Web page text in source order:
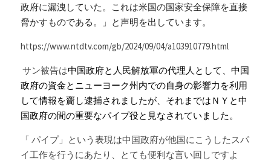
政府に漏洩していた。これは米国の国家安全保障を直接
脅かすものである。」と声明を出しています。
https://www.ntdtv.com/gb/2024/09/04/a103910779.html
サン被告は中国政府と人民解放軍の代理人として、中国
政府の資金とニューヨーク州内での自身の影響力を利用
して情報を齎し逮捕されましたが、それまではＮＹと中
国政府の間の重要なパイプ役と見なされていました。
「 パイプ」という表現は中国政府が他国にこうしたスパ
イ工作を行うにあたり、とても便利な言い回しですよ